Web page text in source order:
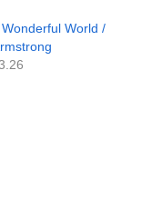
Wonderful World /